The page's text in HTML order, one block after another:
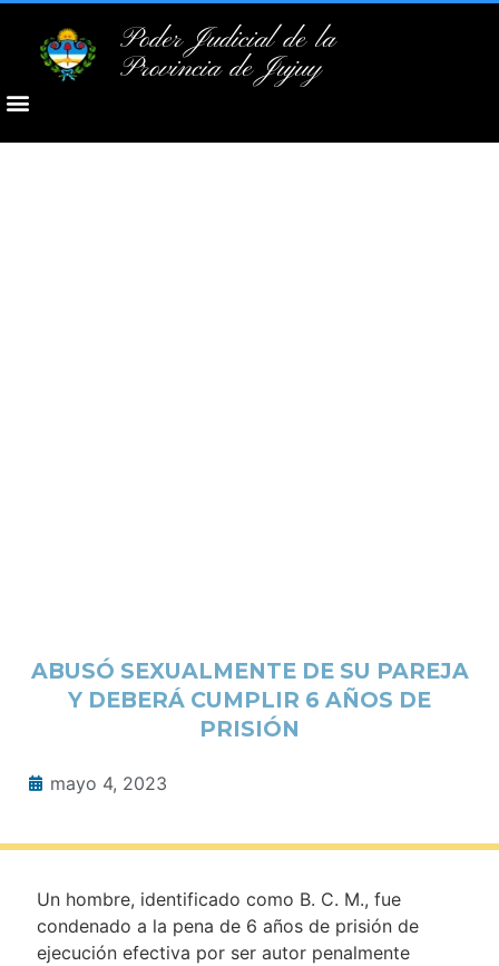
Poder Judicial de la
Provincia de Jujuy
ABUSÓ SEXUALMENTE DE SU PAREJA
Y DEBERÁ CUMPLIR 6 AÑOS DE
PRISIÓN
mayo 4, 2023
Un hombre, identificado como B. C. M., fue
condenado a la pena de 6 años de prisión de
ejecución efectiva por ser autor penalmente